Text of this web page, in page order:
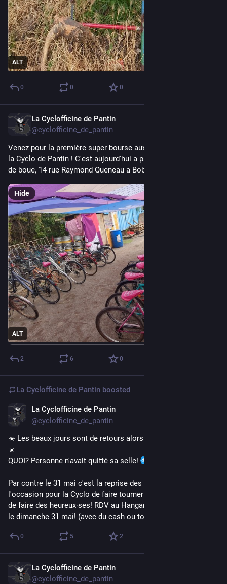
ALT
0 0 0
La Cyclofficine de Pantin
@cyclofficine_de_pantin
Venez pour la première super bourse aux vélos de l'année de
la Cyclo de Pantin ! C'est aujourd'hui a partir de 14h au hangar
de boue, 14 rue Raymond Queneau a Bobigny !
ALT
Hide
2 6 0
La Cyclofficine de Pantin boosted
La Cyclofficine de Pantin
@cyclofficine_de_pantin
☀️ Les beaux jours sont de retours alors on se remet en selle.
☀️
QUOI? Personne n'avait quitté sa selle!
Par contre le 31 mai c'est la reprise des bourses aux vélos,
l'occasion pour la Cyclo de faire tourner le stock de vélos et
de faire des heureux·ses! RDV au Hangarde-boue de 14h à 18h
le dimanche 31 mai! (avec du cash ou ton vélo à vendre!)
0 5 2
La Cyclofficine de Pantin
@cyclofficine_de_pantin